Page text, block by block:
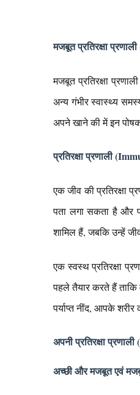
मजबूत प्रतिरक्षा
मजबूत प्रतिरक्षा
अन्य गंभीर स्वास्थ्य
अपने खाने की में इन
प्रतिरक्षा प्रणाली
एक जीव की प्रतिरक्षा
पता लगा सकता है और
शामिल हैं, जबकि उन्हें
एक स्वस्थ प्रतिरक्षा
पहले तैयार करते हैं
पर्याप्त नींद, आपके
अपनी प्रतिरक्षा
अच्छी और मजबूत एवं